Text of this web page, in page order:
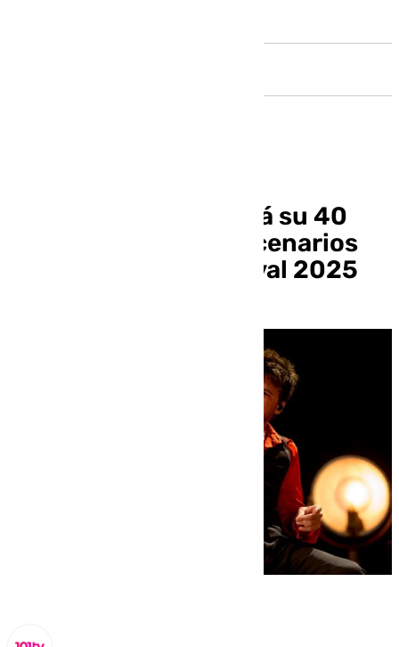
Coque Malla celebrará su 40
aniversario en los escenarios
en el 101 Music Festival 2025